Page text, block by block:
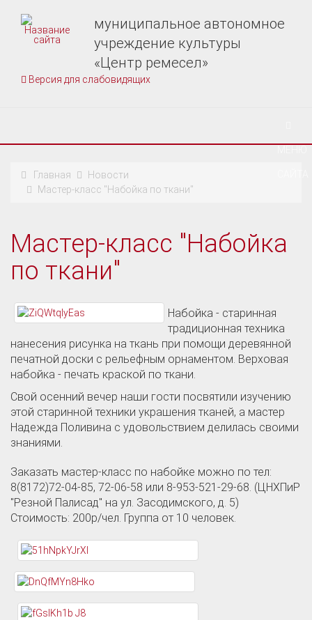
муниципальное автономное
учреждение культуры
«Центр ремесел»
Версия для слабовидящих
Главная
Новости
Мастер-класс "Набойка по ткани"
Мастер-класс "Набойка
по ткани"
Набойка - старинная
традиционная техника
нанесения рисунка на ткань при помощи деревянной
печатной доски с рельефным орнаментом. Верховая
набойка - печать краской по ткани.
Свой осенний вечер наши гости посвятили изучению
этой старинной техники украшения тканей, а мастер
Надежда Поливина с удовольствием делилась своими
знаниями.
Заказать мастер-класс по набойке можно по тел:
8(8172)72-04-85, 72-06-58 или 8-953-521-29-68. (ЦНХПиР
"Резной Палисад" на ул. Засодимского, д. 5)
Стоимость: 200р/чел. Группа от 10 человек.